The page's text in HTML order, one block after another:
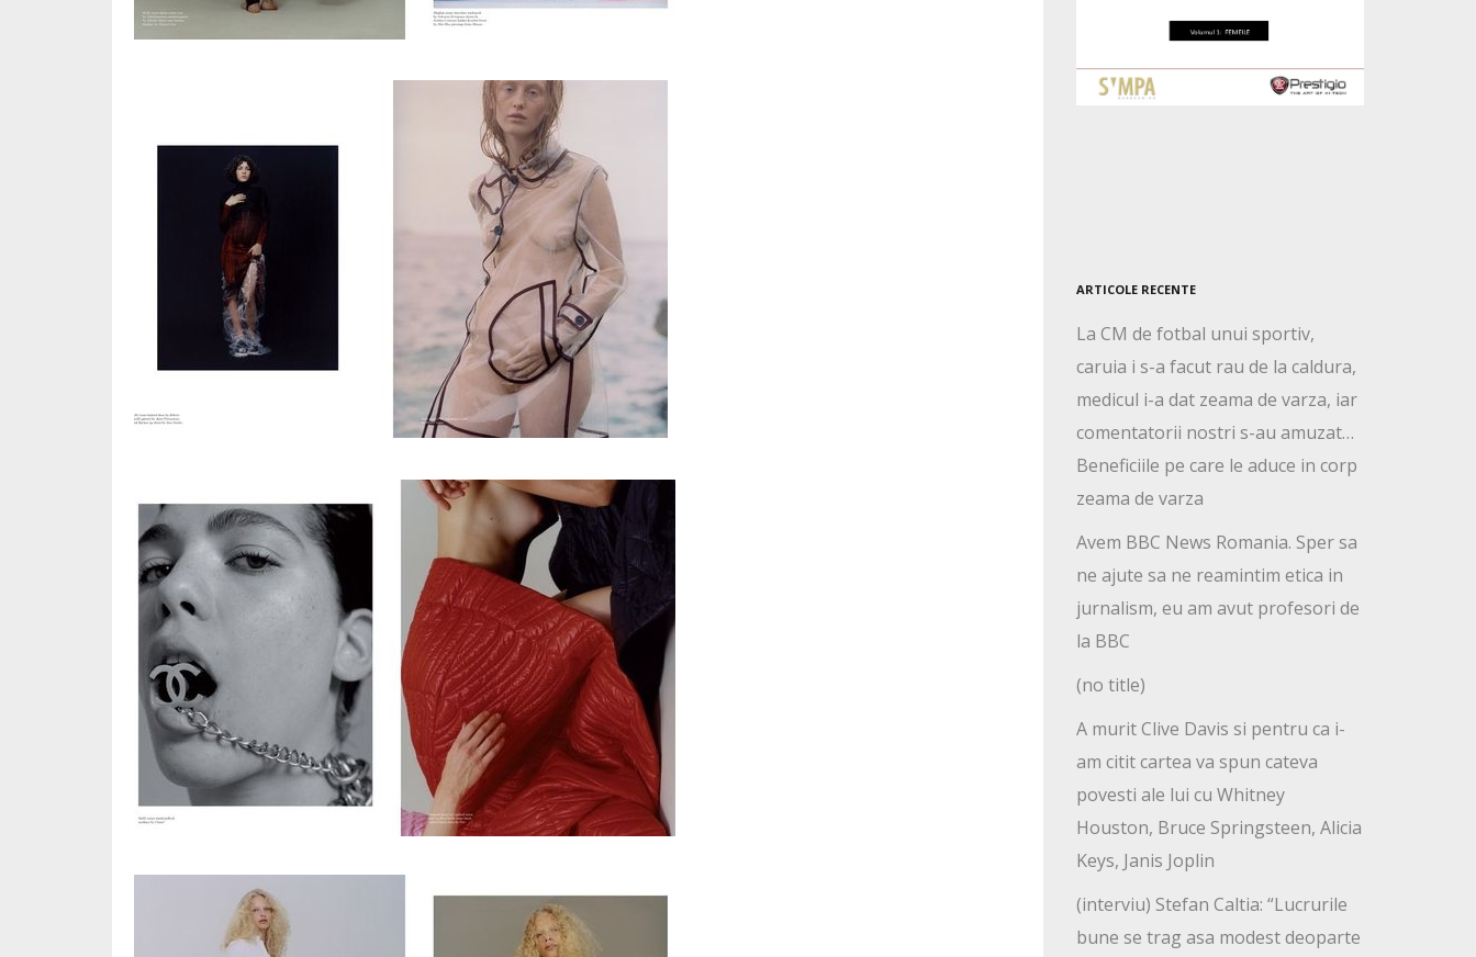
ARTICOLE RECENTE
La CM de fotbal unui sportiv,
caruia i s-a facut rau de la caldura,
medicul i-a dat zeama de varza, iar
comentatorii nostri s-au amuzat…
Beneficiile pe care le aduce in corp
zeama de varza
Avem BBC News Romania. Sper sa
ne ajute sa ne reamintim etica in
jurnalism, eu am avut profesori de
la BBC
(no title)
A murit Clive Davis si pentru ca i-
am citit cartea va spun cateva
povesti ale lui cu Whitney
Houston, Bruce Springsteen, Alicia
Keys, Janis Joplin
(interviu) Stefan Caltia: “Lucrurile
bune se trag asa modest deoparte